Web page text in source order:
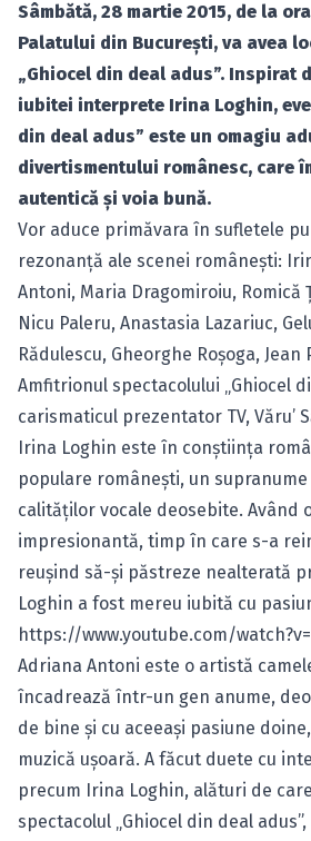
Sâmbătă, 28 martie 2015, de la
Palatului din Bucureşti, va avea
„Ghiocel din deal adus”. Inspirat
iubitei interprete Irina Loghin,
din deal adus” este un omagiu
divertismentului românesc, care
autentică şi voia bună.
Vor aduce primăvara în sufletele
rezonanţă ale scenei româneşti:
Antoni, Maria Dragomiroiu, Romică
Nicu Paleru, Anastasia Lazariuc,
Rădulescu, Gheorghe Roşoga, Jean
Amfitrionul spectacolului „Ghiocel
carismaticul prezentator TV, Văru’
Irina Loghin este în conştiinţa
populare româneşti, un
calităţilor vocale deosebite. Având
impresionantă, timp în care s-a
reuşind să-şi păstreze nealterată
Loghin a fost mereu iubită cu
https://www.youtube.com/
Adriana Antoni este o artistă
încadrează într-un gen anume,
de bine şi cu aceeaşi pasiune
muzică uşoară. A făcut duete cu
precum Irina Loghin, alături de
spectacolul „Ghiocel din deal